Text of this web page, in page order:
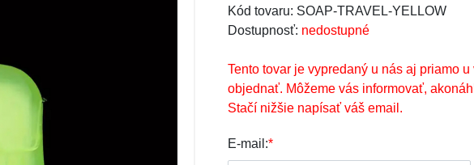
Kód tovaru: SOAP-TRAVEL-YELLOW
Dostupnosť: nedostupné
Tento tovar je vypredaný u nás aj priamo
objednať. Môžeme vás informovať,
Stačí nižšie napísať váš email.
E-mail:*